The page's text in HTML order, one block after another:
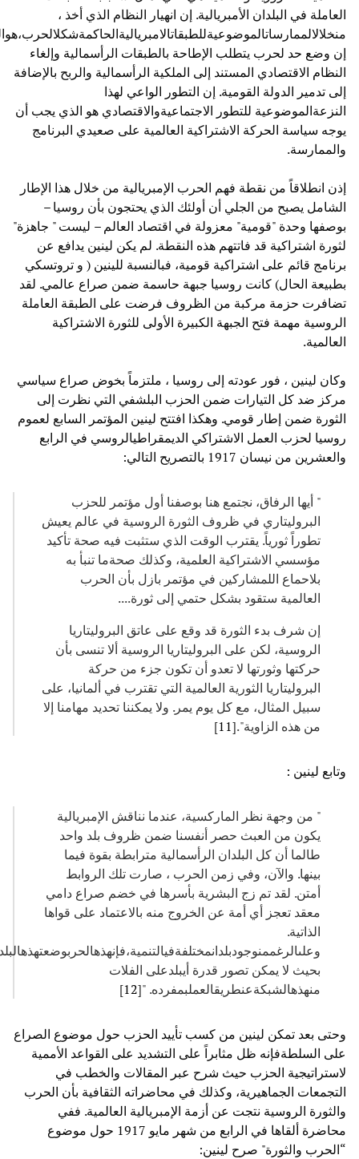
العاملة في البلدان الأمبريالية. إن انهيار النظام الذي أخذ ،
إن وضع حد لحرب يتطلب الإطاحة بالطبقات الرأسمالية وإلغاء
النظام الاقتصادي المستند إلى الملكية الرأسمالية والربح بالإضافة
إلى تدمير الدولة القومية. إن التطور الواعي لهذا
النزعةالموضوعية للتطور الاجتماعيةوالاقتصادي هو الذي يجب أن
يوجه سياسة الحركة الاشتراكية العالمية على صعيدي البرنامج
والممارسة.
إذن انطلاقاً من نقطة فهم الحرب الإمبريالية من خلال هذا الإطار
الشامل يصبح من الجلي أن أولئك الذي يحتجون بأن روسيا –
بوصفها وحدة "قومية" معزولة في اقتصاد العالم – ليست " جاهزة"
لثورة اشتراكية قد فاتتهم هذه النقطة. لم يكن لينين يدافع عن
برنامج قائم على اشتراكية قومية، فبالنسبة للينين ( و تروتسكي
بطبيعة الحال) كانت روسيا جبهة حاسمة ضمن صراع عالمي. لقد
تضافرت حزمة مركبة من الظروف فرضت على الطبقة العاملة
الروسية مهمة فتح الجبهة الكبيرة الأولى للثورة الاشتراكية
العالمية.
وكان لينين ، فور عودته إلى روسيا ، ملتزماً بخوض صراع سياسي
مركز ضد كل التيارات ضمن الحزب البلشفي التي نظرت إلى
الثورة ضمن إطار قومي. وهكذا افتتح لينين المؤتمر السابع لعموم
روسيا لحزب العمل الاشتراكي الديمقراطيالروسي في الرابع
والعشرين من نيسان 1917 بالتصريح التالي:
" أيها الرفاق، نجتمع هنا بوصفنا أول مؤتمر للحزب
البروليتاري في ظروف الثورة الروسية في عالم يعيش
تطوراً ثورياً. يقترب الوقت الذي ستثبت فيه صحة تأكيد
مؤسسي الاشتراكية العلمية، وكذلك صحةما تنبأ به
بلاحماع اللمشاركين في مؤتمر بازل بأن الحرب
العالمية ستقود بشكل حتمي إلى ثورة....
إن شرف بدء الثورة قد وقع على عاتق البروليتاريا
الروسية، لكن على البروليتاريا الروسية ألا تنسى بأن
حركتها وثورتها لا تعدو أن تكون جزء من حركة
البروليتاريا الثورية العالمية التي تقترب في ألمانيا، على
سبيل المثال، مع كل يوم يمر. ولا يمكننا تحديد مهامنا إلا
من هذه الزاوية".[11
]
وتابع لينين :
" من وجهة نظر الماركسية، عندما نناقش الإمبريالية
يكون من العبث حصر أنفسنا ضمن ظروف بلد واحد
طالما أن كل البلدان الرأسمالية مترابطة بقوة فيما
بينها. والآن، وفي زمن الحرب ، صارت تلك الروابط
أمتن. لقد تم زج البشرية بأسرها في خضم صراع دامي
معقد تعجز أي أمة عن الخروج منه بالاعتماد على قواها
الذاتية.
بحيث لا يمكن تصور قدرة أيبلدعلى الفلات
منهذهالشبكةعنطريقالعملبمفرده. "[12
]
وحتى بعد تمكن لينين من كسب تأييد الحزب حول موضوع الصراع
على السلطةفإنه ظل مثابراً على التشديد على القواعد الأممية
لاستراتيجية الحزب حيث شرح عبر المقالات والخطب في
التجمعات الجماهيرية، وكذلك في محاضراته الثقافية بأن الحرب
والثورة الروسية نتجت عن أزمة الإمبريالية العالمية. ففي
محاضرة ألقاها في الرابع من شهر مايو 1917 حول موضوع
“الحرب والثورة" صرح لينين: